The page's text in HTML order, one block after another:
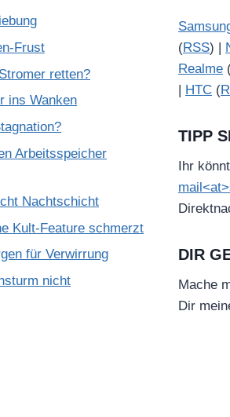
Frust
retten?
ins Wanken
Arbeitsspeicher
Nachtschicht
Kult-Feature schmerzt
für Verwirrung
nicht
(RSS) |
Realme
| HTC (
TIPP
Ihr
DIR
Mache
Dir